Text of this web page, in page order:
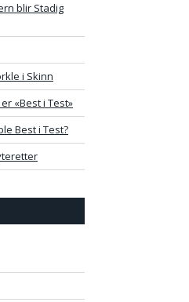
blir Stadig
i Skinn
«Best i Test»
Best i Test?